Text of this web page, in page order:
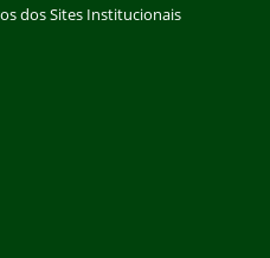
dos Sites Institucionais